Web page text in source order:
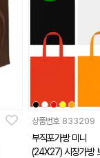
상품번호 833209
부직포가방 미니
(24X27) 시장가방